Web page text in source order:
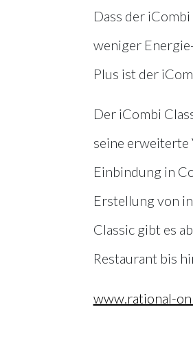
Dass der
weniger
Plus ist der
Der iCombi
seine
Einbindung in
Erstellung von
Classic gibt es
Restaurant bis
www.rational-